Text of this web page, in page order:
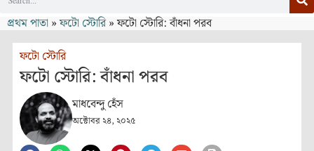
প্রথম পাতা »ফটো স্টোরি»ফটো স্টোরি: বাঁধনা পরব
ফটো স্টোরি
ফটো স্টোরি: বাঁধনা পরব
মাধবেন্দু হেঁস
অক্টোবর ২৪, ২০২৫